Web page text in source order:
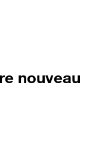
nouveau